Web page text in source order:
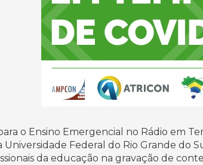
o Ensino Emergencial no Rádio em
Universidade Federal do Rio Grande do
da educação na gravação de